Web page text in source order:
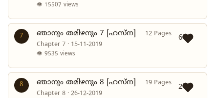
👁 15507 views
7 ഞാനും തമിഴനും 7 [ഹസ്ന]
12 Pages
Chapter 7 · 15-11-2019
👁 9535 views
6
8 ഞാനും തമിഴനും 8 [ഹസ്ന]
19 Pages
Chapter 8 · 26-12-2019
2